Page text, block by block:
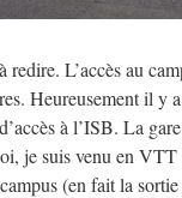
L’accès au
Heureusement il y
à l’ISB. La
je suis venu en
(en fait la